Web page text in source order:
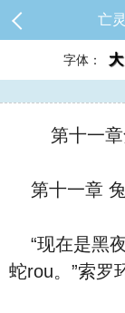
亡
字体： 大
第十一章
第十一章
“现在是黑
蛇rou。”索罗